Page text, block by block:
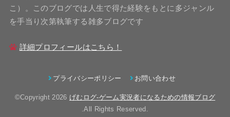
こ）。このブログでは人生で得た経験をもとに多ジャンル
を手当り次第執筆する雑多ブログです
詳細プロフィールはこちら！
プライバシーポリシー お問い合わせ
©Copyright 2026 げむログ-ゲーム実況者になるための情報ブログ
.All Rights Reserved.